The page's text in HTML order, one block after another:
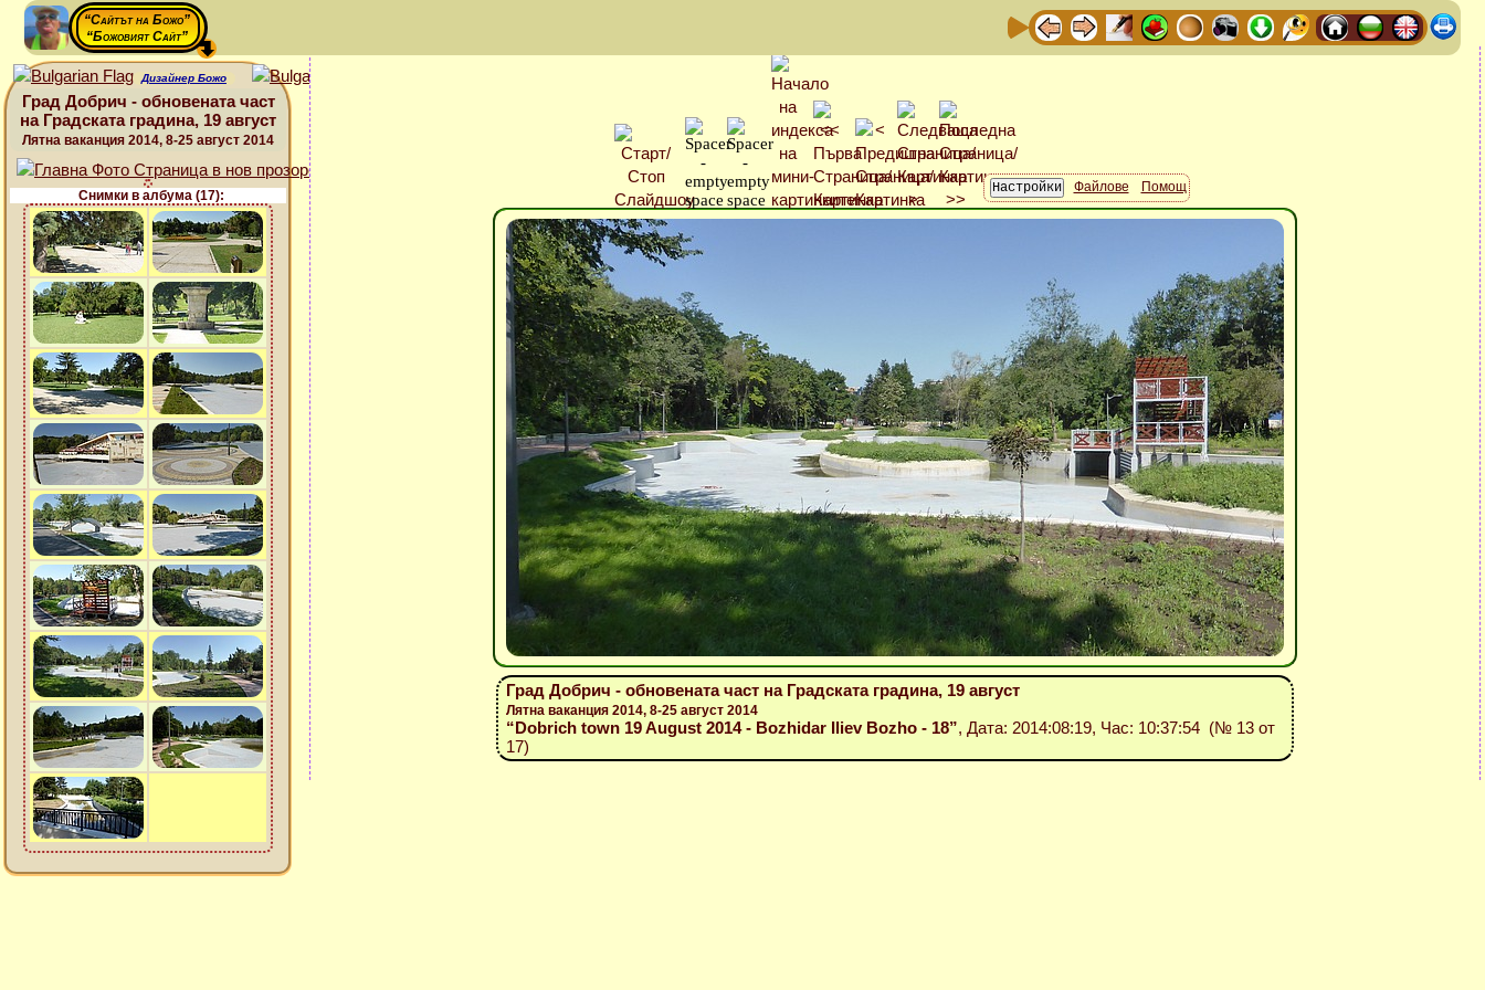
“Сайтът на Божо”
“Божовият Сайт”
Дизайнер Божо
Град Добрич - обновената част
на Градската градина, 19 август
Лятна ваканция 2014, 8-25 август 2014
Снимки в албума (17):
Файлове Помощ
Град Добрич - обновената част на Градската градина, 19 август
Лятна ваканция 2014, 8-25 август 2014
“Dobrich town 19 August 2014 - Bozhidar Iliev Bozho - 18”, Дата: 2014:08:19, Час: 10:37:54 (№ 13 от
17)